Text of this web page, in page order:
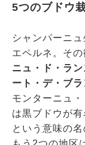
5つのブドウ
シャンパーニ
エペルネ。そ
ニュ・ド・ラン
ート・デ・ブラ
モンターニュ
は黒ブドウが
という意味の